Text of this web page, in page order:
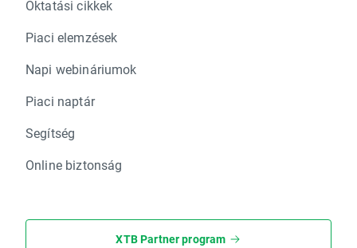
Oktatási cikkek
Piaci elemzések
Napi webináriumok
Piaci naptár
Segítség
Online biztonság
XTB Partner program